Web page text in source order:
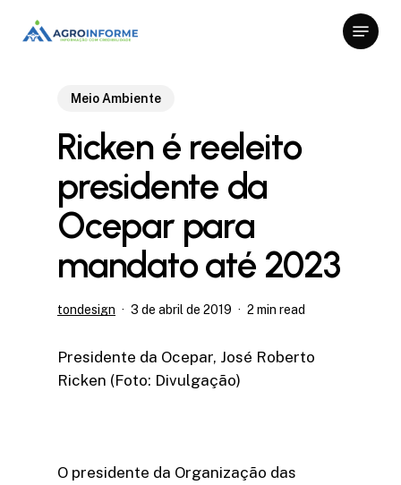
Menu
Meio Ambiente
Ricken é reeleito
presidente da
Ocepar para
mandato até 2023
tondesign 3 de abril de 2019 2 min read
Presidente da Ocepar, José Roberto
Ricken (Foto: Divulgação)
O presidente da Organização das